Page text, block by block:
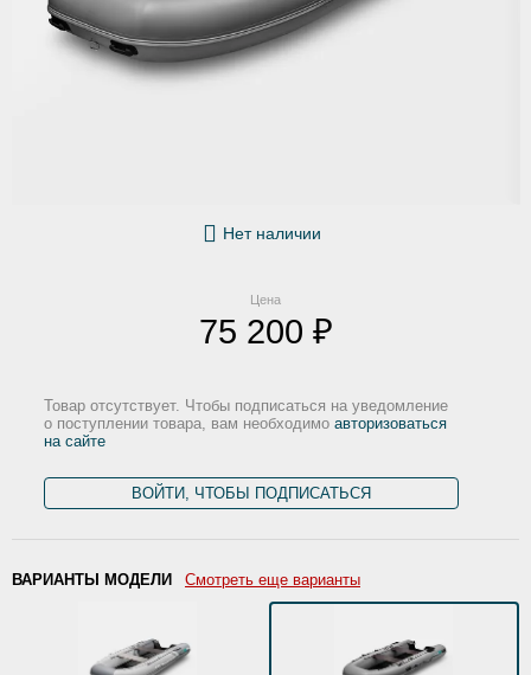
Нет наличии
Цена
75 200 ₽
Товар отсутствует. Чтобы подписаться на уведомление
о поступлении товара, вам необходимо авторизоваться
на сайте
ВОЙТИ, ЧТОБЫ ПОДПИСАТЬСЯ
ВАРИАНТЫ МОДЕЛИ Смотреть еще варианты